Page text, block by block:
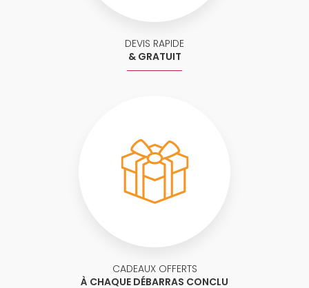
DEVIS RAPIDE
& GRATUIT
CADEAUX OFFERTS
À CHAQUE DÉBARRAS CONCLU